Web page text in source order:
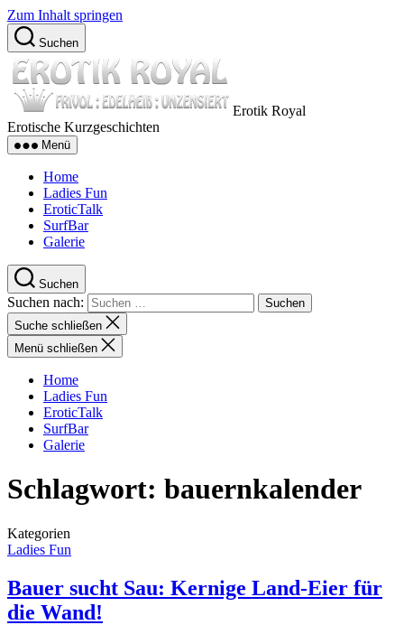
Zum Inhalt springen
Suchen
Erotik Royal
Erotische Kurzgeschichten
Menü
Home
Ladies Fun
EroticTalk
SurfBar
Galerie
Suchen
Suchen nach:
Suche schließen
Menü schließen
Home
Ladies Fun
EroticTalk
SurfBar
Galerie
Schlagwort: bauernkalender
Kategorien
Ladies Fun
Bauer sucht Sau: Kernige Land-Eier für
die Wand!